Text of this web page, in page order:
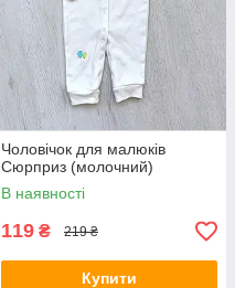
Чоловічок для малюків
Сюрприз (молочний)
В наявності
119 ₴ 219 ₴
Купити